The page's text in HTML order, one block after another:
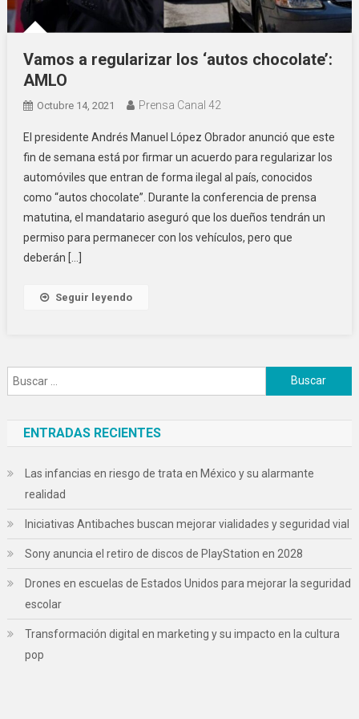
Vamos a regularizar los ‘autos chocolate’:
AMLO
Octubre 14, 2021 Prensa Canal 42
El presidente Andrés Manuel López Obrador anunció que este
fin de semana está por firmar un acuerdo para regularizar los
automóviles que entran de forma ilegal al país, conocidos
como “autos chocolate”. Durante la conferencia de prensa
matutina, el mandatario aseguró que los dueños tendrán un
permiso para permanecer con los vehículos, pero que
deberán […]
Seguir leyendo
Buscar:
ENTRADAS RECIENTES
Las infancias en riesgo de trata en México y su alarmante
realidad
Iniciativas Antibaches buscan mejorar vialidades y seguridad vial
Sony anuncia el retiro de discos de PlayStation en 2028
Drones en escuelas de Estados Unidos para mejorar la seguridad
escolar
Transformación digital en marketing y su impacto en la cultura
pop